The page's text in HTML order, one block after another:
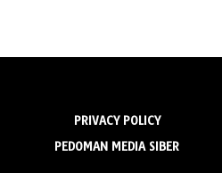
PRIVACY POLICY
PEDOMAN MEDIA SIBER